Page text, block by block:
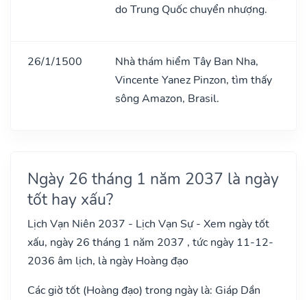
do Trung Quốc chuyển nhượng.
26/1/1500
Nhà thám hiểm Tây Ban Nha,
Vincente Yanez Pinzon, tìm thấy
sông Amazon, Brasil.
Ngày 26 tháng 1 năm 2037 là ngày
tốt hay xấu?
Lịch Vạn Niên 2037 - Lịch Vạn Sự - Xem ngày tốt
xấu, ngày 26 tháng 1 năm 2037 , tức ngày 11-12-
2036 âm lịch, là ngày Hoàng đạo
Các giờ tốt (Hoàng đạo) trong ngày là: Giáp Dần